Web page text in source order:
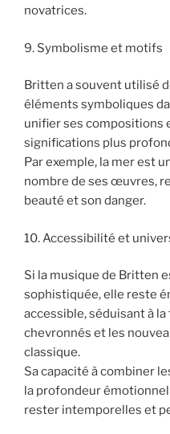
novatrices.
9. Symbolisme et motifs
Britten a souvent utilisé
éléments symboliques
unifier ses compositions
significations plus
Par exemple, la mer est
nombre de ses œuvres,
beauté et son danger.
10. Accessibilité et
Si la musique de Britten
sophistiquée, elle reste
accessible, séduisant à
chevronnés et les
classique.
Sa capacité à combiner
la profondeur
rester intemporelles et